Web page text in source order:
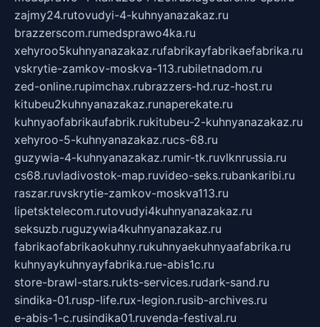
zajmy24.rutovudyi-4-kuhnyanazakaz.ru
brazzerscom.rumedsprawo4ka.ru
xehyroo5kuhnyanazakaz.rufabrikayfabrikaefabrika.ru
vskrytie-zamkov-moskva-113.rubiletnadom.ru
zed-online.rupimchax.rubrazzers-hd.ruz-host.ru
kitubeu2kuhnyanazakaz.runaperekate.ru
kuhnyaofabrikaufabrik.rukitubeu-2-kuhnyanazakaz.ru
xehyroo-5-kuhnyanazakaz.rucs-68.ru
guzywia-4-kuhnyanazakaz.rumir-tk.ruvlknrussia.ru
cs68.ruvladivostok-map.ruvideo-seks.rubankaribi.ru
raszar.ruvskrytie-zamkov-moskva113.ru
lipetsktelecom.rutovudyi4kuhnyanazakaz.ru
seksuzb.ruguzywia4kuhnyanazakaz.ru
fabrikaofabrikaokuhny.rukuhnyaekuhnyaafabrika.ru
kuhnyaykuhnyayfabrika.rue-abis1c.ru
store-brawl-stars.rukts-services.rudark-sand.ru
sindika-01.rusp-life.rux-legion.rusib-archives.ru
e-abis-1-c.rusindika01.ruvenda-festival.ru